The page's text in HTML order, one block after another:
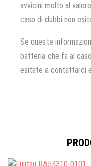
avvicini molto al
caso di dubbi non
Se queste
batteria che fa al
esitate a contattarci